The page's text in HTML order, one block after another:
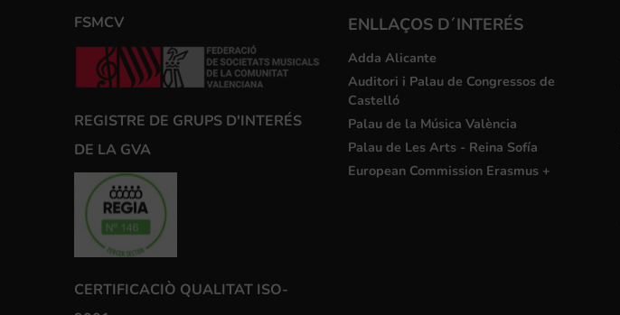
FSMCV
REGISTRE DE GRUPS D'INTERÉS
DE LA GVA
CERTIFICACIÒ QUALITAT ISO-
ENLLAÇOS D´INTERÉS
Adda Alicante
Auditori i Palau de Congressos de
Castelló
Palau de la Música València
Palau de Les Arts - Reina Sofía
European Commission Erasmus +